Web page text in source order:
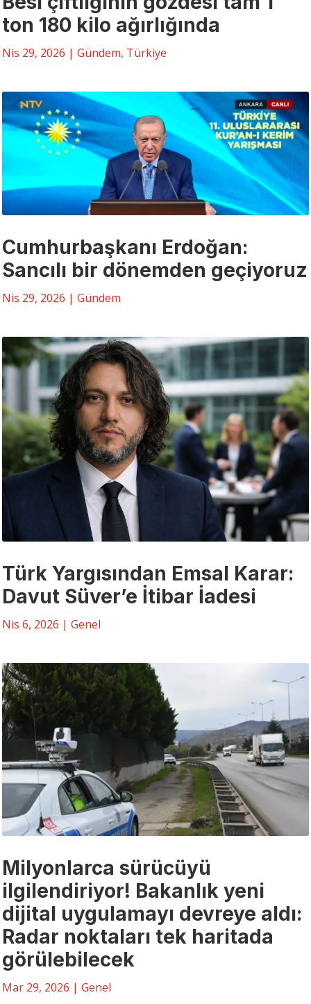
ton 180 kilo ağırlığında
Nis 29, 2026 | Gündem, Türkiye
Cumhurbaşkanı Erdoğan:
Sancılı bir dönemden geçiyoruz
Nis 29, 2026 | Gündem
Türk Yargısından Emsal Karar:
Davut Süver’e İtibar İadesi
Nis 6, 2026 | Genel
Milyonlarca sürücüyü
ilgilendiriyor! Bakanlık yeni
dijital uygulamayı devreye aldı:
Radar noktaları tek haritada
görülebilecek
Mar 29, 2026 | Genel